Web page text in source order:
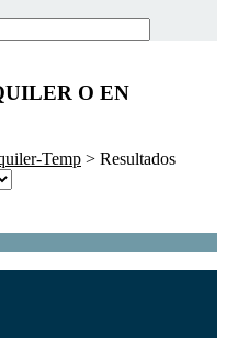
O EN
Temp > Resultados